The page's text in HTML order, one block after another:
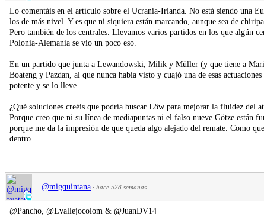
Lo comentáis en el artículo sobre el Ucrania-Irlanda. No está siendo una
los de más nivel. Y es que ni siquiera están marcando, aunque sea de
Pero también de los centrales. Llevamos varios partidos en los que algún
Polonia-Alemania se vio un poco eso.
En un partido que junta a Lewandowski, Milik y Müller (y que tiene a
Boateng y Pazdan, al que nunca había visto y cuajó una de esas
potente y se lo lleve.
¿Qué soluciones creéis que podría buscar Löw para mejorar la fluidez del
Porque creo que ni su línea de mediapuntas ni el falso nueve Götze están
porque me da la impresión de que queda algo alejado del remate. Como
dentro.
@migquintana · hace 528 semanas
@Pancho, @Lvallejocolom & @JuanDV14